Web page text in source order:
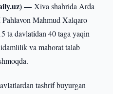
—Xiva shahrida Arda
Mahmud Xalqaro
ta davlatidan 40 taga yaqin
va mahorat talab
tashrif buyurgan